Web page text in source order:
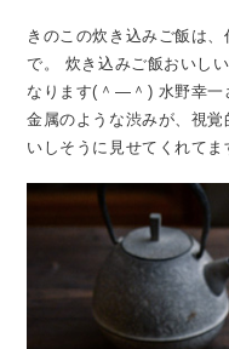
きのこの炊き込みご飯は、
で。
炊き込みご飯おいし
なります(＾―＾) 水野幸一
金属のような渋みが、視
いしそうに見せてくれてま